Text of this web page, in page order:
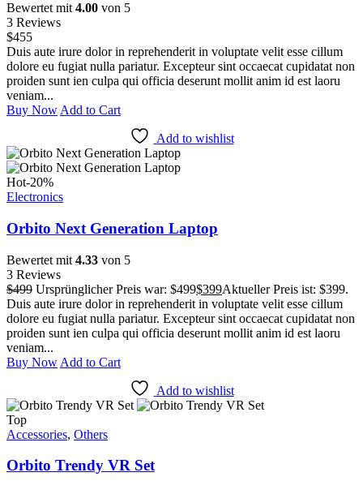
Bewertet mit 4.00 von 5
3 Reviews
$455
Duis aute irure dolor in reprehenderit in voluptate velit esse cillum
dolore eu fugiat nulla pariatur. Excepteur sint occaecat cupidatat non
proiden sunt ien culpa qui officia deserunt mollit anim id est laoru
veniam...
Buy Now Add to Cart
Add to wishlist
Hot-20%
Electronics
Orbito Next Generation Laptop
Bewertet mit 4.33 von 5
3 Reviews
$499 Ursprünglicher Preis war: $499$399Aktueller Preis ist: $399.
Duis aute irure dolor in reprehenderit in voluptate velit esse cillum
dolore eu fugiat nulla pariatur. Excepteur sint occaecat cupidatat non
proiden sunt ien culpa qui officia deserunt mollit anim id est laoru
veniam...
Buy Now Add to Cart
Add to wishlist
Top
Accessories, Others
Orbito Trendy VR Set